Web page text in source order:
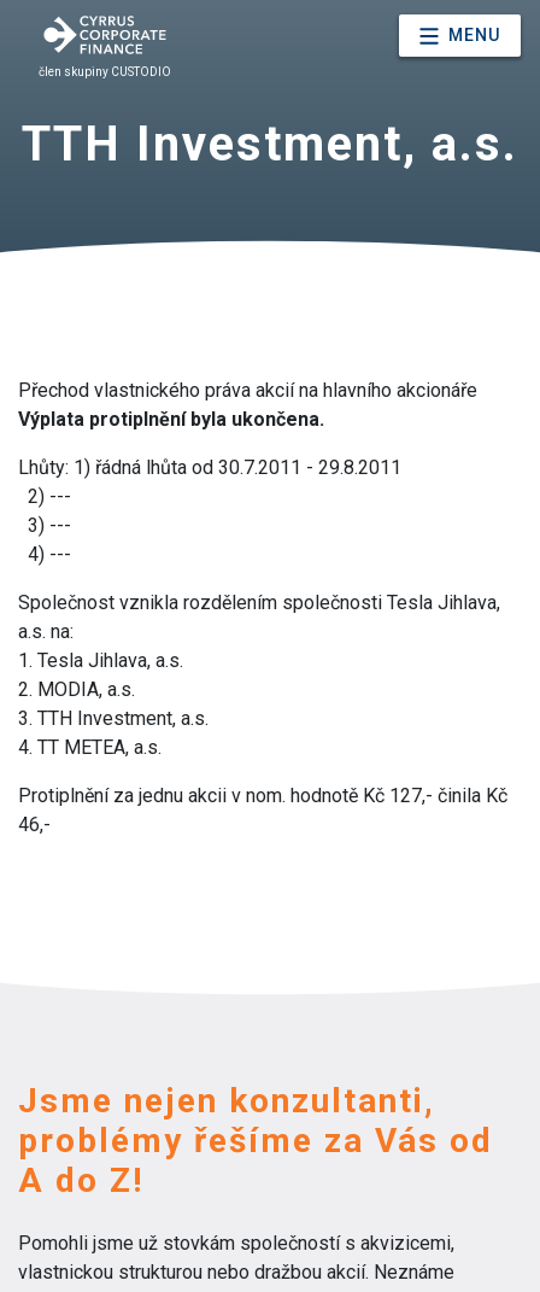
člen skupiny CUSTODIO
MENU
TTH Investment, a.s.
Přechod vlastnického práva akcií na hlavního akcionáře
Výplata protiplnění byla ukončena.
Lhůty: 1) řádná lhůta od 30.7.2011 - 29.8.2011
2) ---
3) ---
4) ---
Společnost vznikla rozdělením společnosti Tesla Jihlava,
a.s. na:
1. Tesla Jihlava, a.s.
2. MODIA, a.s.
3. TTH Investment, a.s.
4. TT METEA, a.s.
Protiplnění za jednu akcii v nom. hodnotě Kč 127,- činila Kč
46,-
Jsme nejen konzultanti,
problémy řešíme za Vás od
A do Z!
Pomohli jsme už stovkám společností s akvizicemi,
vlastnickou strukturou nebo dražbou akcií. Neznáme